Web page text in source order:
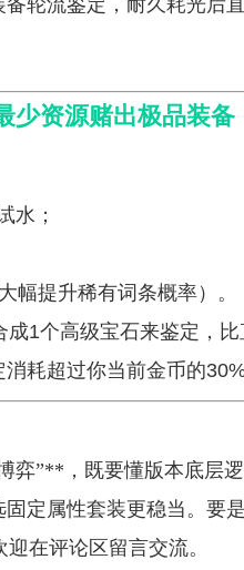
备轮流鉴定，耐久耗光
少资源赌出极品装备
水；
幅提升稀有词条概率）。
成1个高级宝石来鉴定，
消耗超过你当前金币的
弈”**，既要懂版本底层
定属性套装更稳当。要
在评论区留言交流。